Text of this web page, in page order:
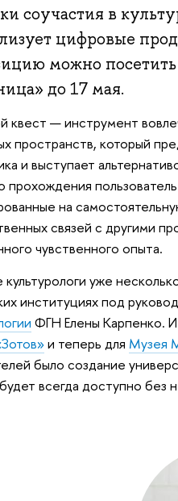
соучастия в
цифровые
можно
до 17 мая.
квест — инструмент
пространств, который
и выступает
прохождения
на
связей с другими
чувственного опыта.
уже
институциях под
ФГН Елены Карпенко.
и теперь для Музея
было создание
всегда доступно без